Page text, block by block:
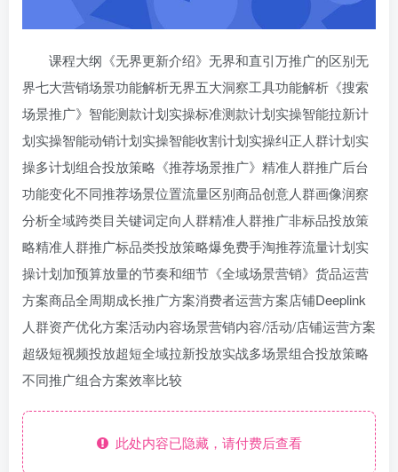
课程大纲《无界更新介绍》无界和直引万推广的区别无
界七大营销场景功能解析无界五大洞察工具功能解析《搜索
场景推广》智能测款计划实操标准测款计划实操智能拉新计
划实操智能动销计划实操智能收割计划实操纠正人群计划实
操多计划组合投放策略《推荐场景推广》精准人群推广后台
功能变化不同推荐场景位置流量区别商品创意人群画像润察
分析全域跨类目关键词定向人群精准人群推广非标品投放策
略精准人群推广标品类投放策略爆免费手淘推荐流量计划实
操计划加预算放量的节奏和细节《全域场景营销》货品运营
方案商品全周期成长推广方案消费者运营方案店铺Deeplink
人群资产优化方案活动内容场景营销内容/活动/店铺运营方案
超级短视频投放超短全域拉新投放实战多场景组合投放策略
不同推广组合方案效率比较
此处内容已隐藏，请付费后查看